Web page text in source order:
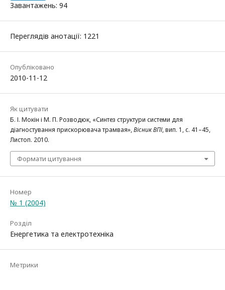
Завантажень: 94
Переглядів анотації: 1221
Опубліковано
2010-11-12
Як цитувати
Б. І. Мокін і М. П. Розводюк, «Синтез структури системи для
діагностування прискорювача трамвая»,Вісник ВПІ, вип. 1, с. 41–45,
Листоп. 2010.
Формати цитування
Номер
№ 1 (2004)
Розділ
Енергетика та електротехніка
Метрики